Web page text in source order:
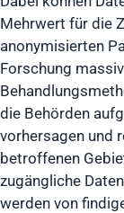
Mehrwert für die
anonymisierten
Forschung
die Behörden
vorhersagen und
betroffenen
zugängliche
werden von